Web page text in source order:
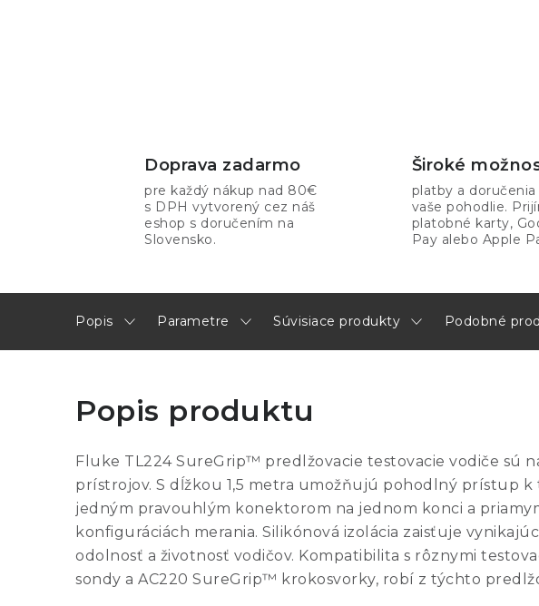
Doprava zadarmo
pre každý nákup nad 80€
s DPH vytvorený cez náš
eshop s doručením na
Slovensko.
Široké
platby a doručenia
vaše pohodlie.
platobné karty,
Pay alebo Apple
Popis Parametre Súvisiace produkty Podobné
Popis produktu
Fluke TL224 SureGrip™ predlžovacie testovacie vodiče
prístrojov. S dĺžkou 1,5 metra umožňujú pohodlný prístup
jedným pravouhlým konektorom na jednom konci a
konfiguráciách merania. Silikónová izolácia zaisťuje
odolnosť a životnosť vodičov. Kompatibilita s rôznymi
sondy a AC220 SureGrip™ krokosvorky, robí z týchto